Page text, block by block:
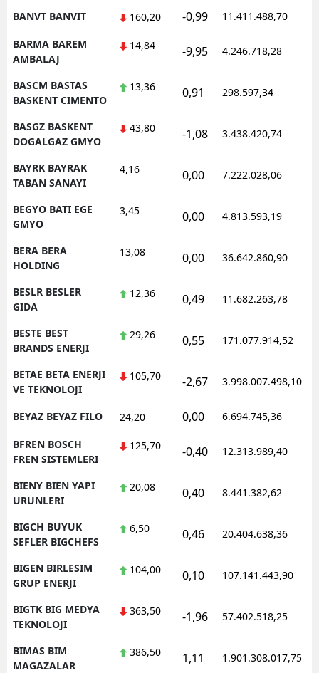
BANVT BANVIT 160,20 -0,99 11.411.488,70
BARMA BAREM
AMBALAJ
14,84 -9,95 4.246.718,28
BASCM BASTAS
BASKENT CIMENTO
13,36 0,91 298.597,34
BASGZ BASKENT
DOGALGAZ GMYO
43,80 -1,08 3.438.420,74
BAYRK BAYRAK
TABAN SANAYI
4,16 0,00 7.222.028,06
BEGYO BATI EGE
GMYO
3,45 0,00 4.813.593,19
BERA BERA
HOLDING
13,08 0,00 36.642.860,90
BESLR BESLER
GIDA
12,36 0,49 11.682.263,78
BESTE BEST
BRANDS ENERJI
29,26 0,55 171.077.914,52
BETAE BETA ENERJI
VE TEKNOLOJI
105,70 -2,67 3.998.007.498,10
BEYAZ BEYAZ FILO 24,20 0,00 6.694.745,36
BFREN BOSCH
FREN SISTEMLERI
125,70 -0,40 12.313.989,40
BIENY BIEN YAPI
URUNLERI
20,08 0,40 8.441.382,62
BIGCH BUYUK
SEFLER BIGCHEFS
6,50 0,46 20.404.638,36
BIGEN BIRLESIM
GRUP ENERJI
104,00 0,10 107.141.443,90
BIGTK BIG MEDYA
TEKNOLOJI
363,50 -1,96 57.402.518,25
BIMAS BIM
MAGAZALAR
386,50 1,11 1.901.308.017,75